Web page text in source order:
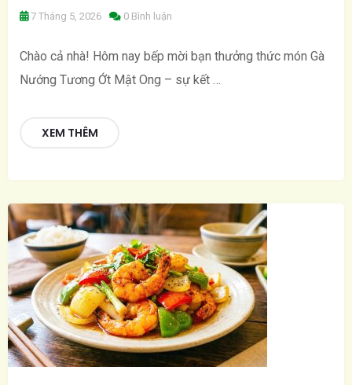
7 Tháng 5, 2026 0 Bình luận
Chào cả nhà! Hôm nay bếp mời bạn thưởng thức món Gà
Nướng Tương Ớt Mật Ong – sự kết …
XEM THÊM